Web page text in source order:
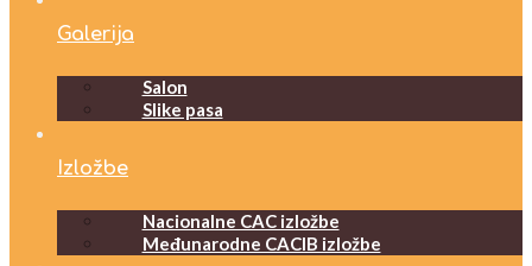
Galerija
Salon
Slike pasa
Izložbe
Nacionalne CAC izložbe
Međunarodne CACIB izložbe